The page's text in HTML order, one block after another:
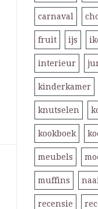
carnaval
fruit ijs
interieur
kinderkamer
knutselen
kookboek
meubels
muffins
recensie